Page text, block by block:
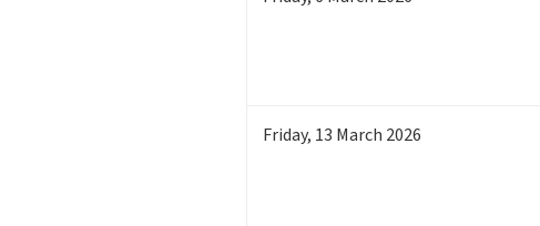
Friday, 13 March 2026